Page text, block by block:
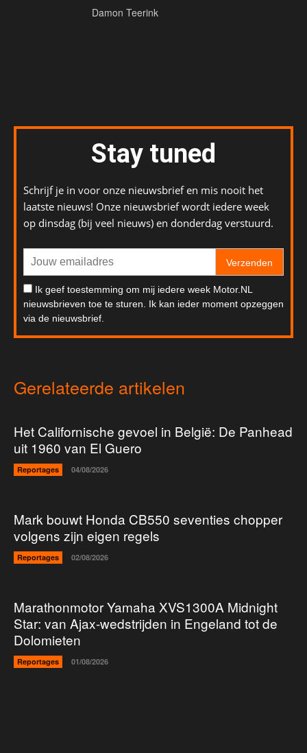
Damon Teerink
Stay tuned
Schrijf je in voor onze nieuwsbrief en mis nooit het
laatste nieuws! Onze nieuwsbrief wordt iedere week
op dinsdag (bij veel nieuws) en donderdag verstuurd.
Verzenden
Ik geef toestemming om mij iedere week Motor.NL
nieuwsbrieven toe te sturen. Ik kan ieder moment opzeggen
via de nieuwsbrief.
Gerelateerde artikelen
Het Californische gevoel in België: De Panhead
uit 1960 van El Guero
Reportages 04/08/2026
Mark bouwt Honda CB550 seventies chopper
volgens zijn eigen regels
Reportages 02/08/2026
Marathonmotor Yamaha XVS1300A Midnight
Star: van Ajax-wedstrijden in Engeland tot de
Dolomieten
Reportages 01/08/2026